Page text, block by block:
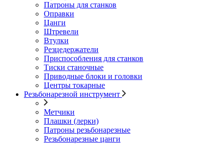
Патроны для станков
Оправки
Цанги
Штревели
Втулки
Резцедержатели
Приспособления для станков
Тиски станочные
Приводные блоки и головки
Центры токарные
Резьбонарезной инструмент
Метчики
Плашки (лерки)
Патроны резьбонарезные
Резьбонарезные цанги